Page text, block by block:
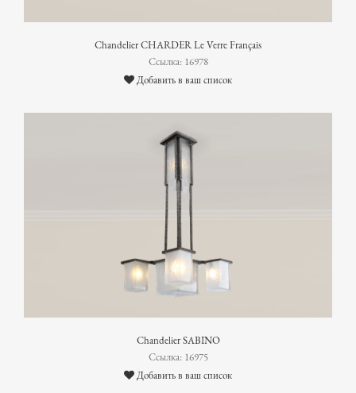
Chandelier CHARDER Le Verre Français
Ссылка: 16978
Добавить в ваш список
Chandelier SABINO
Ссылка: 16975
Добавить в ваш список